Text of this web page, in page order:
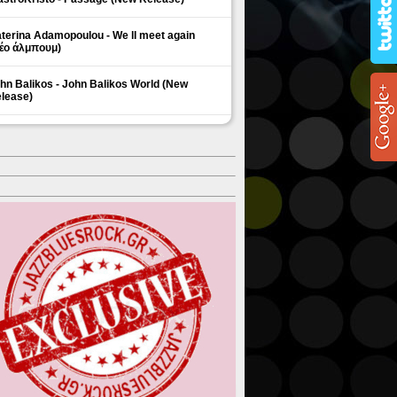
Adamopoulou - We ll meet again
άλμπουμ)
Balikos - John Balikos World (New